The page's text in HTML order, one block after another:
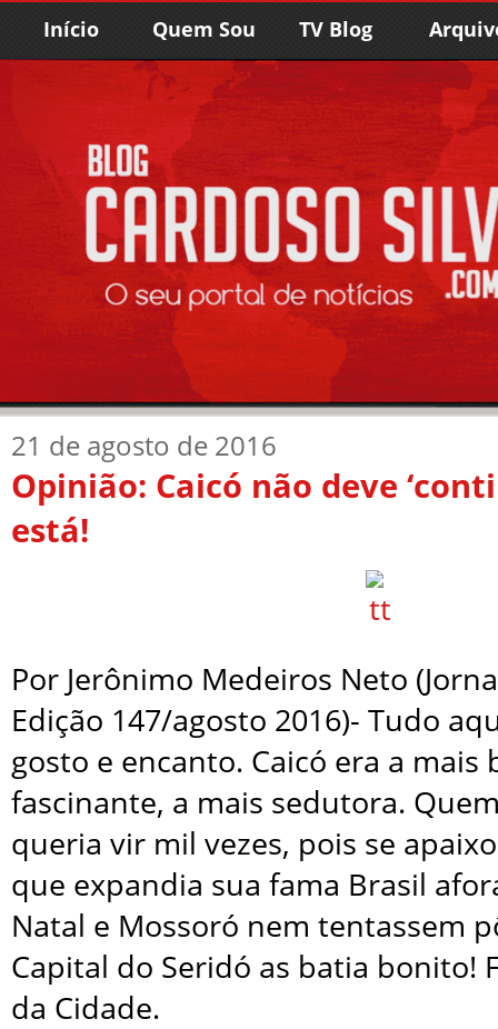
Início Quem Sou TV Blog
21 de agosto de 2016
Opinião: Caicó não deve
está!
Por Jerônimo Medeiros Neto
Edição 147/agosto 2016)- Tudo
gosto e encanto. Caicó era a mais
fascinante, a mais sedutora.
queria vir mil vezes, pois se
que expandia sua fama Brasil
Natal e Mossoró nem tentassem
Capital do Seridó as batia bonito!
da Cidade.